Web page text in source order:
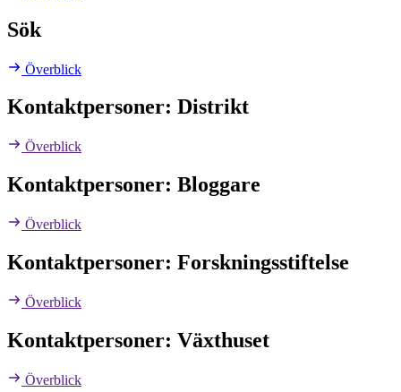
Sök
Överblick
Kontaktpersoner: Distrikt
Överblick
Kontaktpersoner: Bloggare
Överblick
Kontaktpersoner: Forskningsstiftelse
Överblick
Kontaktpersoner: Växthuset
Överblick